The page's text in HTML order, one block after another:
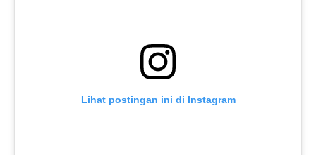
Lihat postingan ini di Instagram